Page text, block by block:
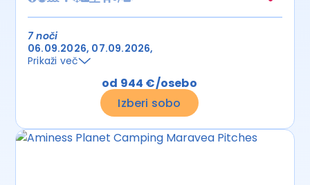
7 noči
06.09.2026 07.09.2026
Prikaži več
od 944 €/osebo
Izberi sobo